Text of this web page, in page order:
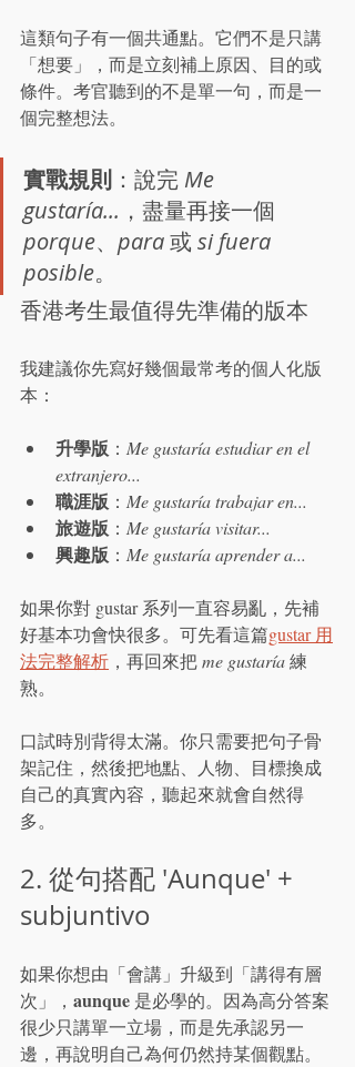
這類句子有一個共通點。它們不是只講
「想要」，而是立刻補上原因、目的或
條件。考官聽到的不是單一句，而是一
個完整想法。
實戰規則 ：說完 Me
gustaría... ，盡量再接一個
porque、 para 或 si fuera
posible。
香港考生最值得先準備的版本
我建議你先寫好幾個最常考的個人化版
本：
升學版 ： Me gustaría estudiar en el
extranjero...
職涯版 ： Me gustaría trabajar en...
旅遊版 ： Me gustaría visitar...
興趣版 ： Me gustaría aprender a...
如果你對 gustar 系列一直容易亂，先補
好基本功會快很多。可先看這篇gustar 用
法完整解析 ，再回來把 me gustaría 練
熟。
口試時別背得太滿。你只需要把句子骨
架記住，然後把地點、人物、目標換成
自己的真實內容，聽起來就會自然得
多。
2. 從句搭配 'Aunque' +
subjuntivo
如果你想由「會講」升級到「講得有層
次」， aunque 是必學的。因為高分答案
很少只講單一立場，而是先承認另一
邊，再說明自己為何仍然持某個觀點。